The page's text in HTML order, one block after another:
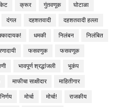
क्रूर गुंतवणूक
घोटाळा
दंगल दहशतवादी
दहशतवादी हल्ला
धमकी निलंबन
निलंबित
फसवणुक
फसवणूक
भावपूर्ण श्रद्धांजली
भूकंप
माफीचा साक्षीदार
माहितीगार
मोर्चा मोर्चा!
राजकीय